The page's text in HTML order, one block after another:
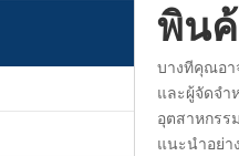
พิน
บางทีคุณอา
และผู้จัดจำ
อุตสาหกรร
แนะนำอย่า